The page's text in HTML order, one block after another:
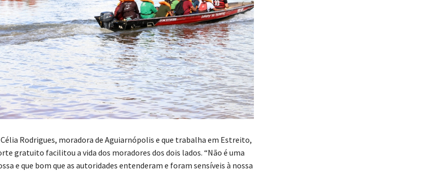
Rodrigues, moradora de Aguiarnópolis e que trabalha em Estreito,
gratuito facilitou a vida dos moradores dos dois lados. “Não é uma
e que bom que as autoridades entenderam e foram sensíveis à nossa